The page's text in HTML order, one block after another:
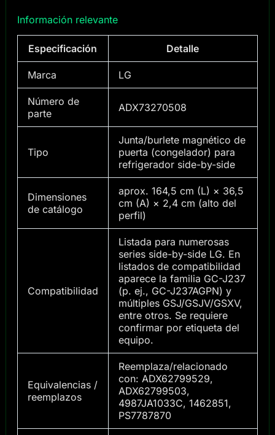
Información relevante
Especificación Detalle
Marca LG
Número de
parte
ADX73270508
Tipo
Junta/burlete magnético de
puerta (congelador) para
refrigerador side-by-side
Dimensiones
de catálogo
aprox. 164,5 cm (L) × 36,5
cm (A) × 2,4 cm (alto del
perfil)
Compatibilidad
Listada para numerosas
series side-by-side LG. En
listados de compatibilidad
aparece la familia GC-J237
(p. ej., GC-J237AGPN) y
múltiples GSJ/GSJV/GSXV,
entre otros. Se requiere
confirmar por etiqueta del
equipo.
Equivalencias /
reemplazos
Reemplaza/relacionado
con: ADX62799529,
ADX62799503,
4987JA1033C, 1462851,
PS7787870